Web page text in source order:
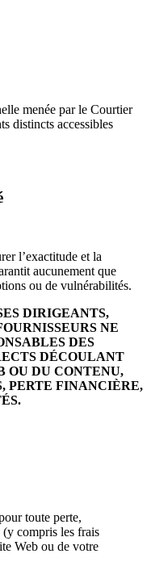
menée par le Courtier
distincts accessibles
l’exactitude et la
aucunement que
ou de vulnérabilités.
DIRIGEANTS,
NE
DES
DÉCOULANT
OU DU CONTENU,
PERTE FINANCIÈRE,
toute perte,
(y compris les frais
Web ou de votre